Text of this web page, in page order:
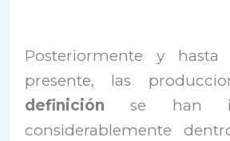
Posteriormente y
presente, las
definición se han
considerablemente